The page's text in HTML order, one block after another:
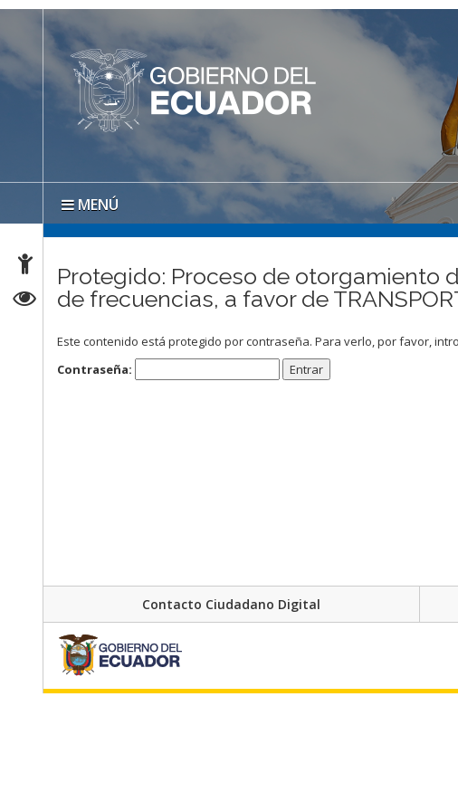
MENÚ
Protegido: Proceso de otorgamiento
de frecuencias, a favor de
Este contenido está protegido por contraseña. Para verlo, por favor,
Contraseña:
Contacto Ciudadano Digital